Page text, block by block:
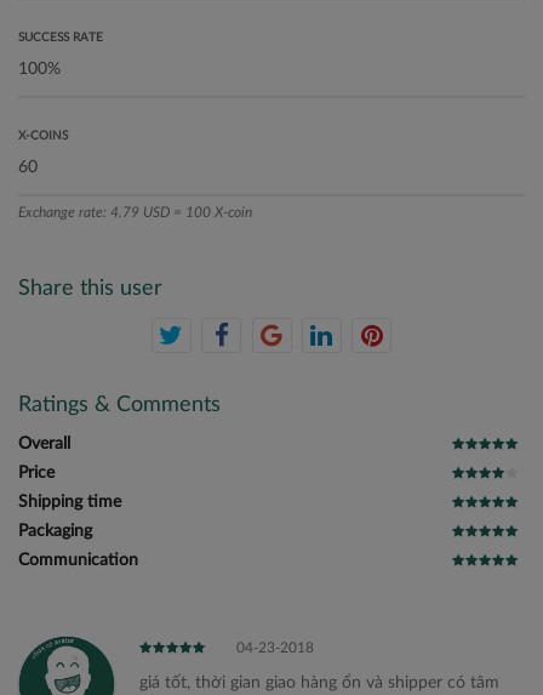
SUCCESS RATE
X-COINS
Exchange rate: 4.79 USD = 100 X-coin
Share this user
Ratings & Comments
Overall
Price
Shipping time
Packaging
Communication
04-23-2018
giá tốt, thời gian giao hàng ổn và shipper có tâm